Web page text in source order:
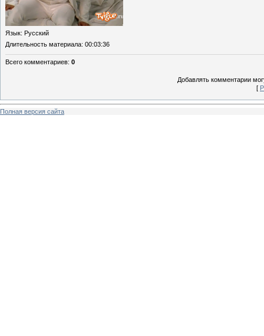
Язык: Русский
Длительность материала: 00:03:36
Всего комментариев: 0
Добавлять комментарии
[
Полная версия сайта